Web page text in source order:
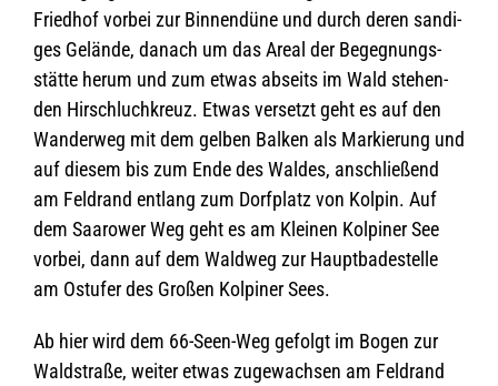
Fried­hof vor­bei zur Bin­nen­düne und durch deren san­di­
ges Gelände, danach um das Areal der Begeg­nungs­
stätte herum und zum etwas abseits im Wald ste­hen­
den Hirschluch­kreuz. Etwas ver­setzt geht es auf den
Wan­der­weg mit dem gel­ben Bal­ken als Mar­kie­rung und
auf die­sem bis zum Ende des Wal­des, anschlie­ßend
am Feld­rand ent­lang zum Dorf­platz von Kol­pin. Auf
dem Saa­rower Weg geht es am Klei­nen Kol­pi­ner See
vor­bei, dann auf dem Wald­weg zur Haupt­ba­de­stelle
am Ost­ufer des Gro­ßen Kol­pi­ner Sees.
Ab hier wird dem 66-Seen-Weg gefolgt im Bogen zur
Wald­straße, wei­ter etwas zuge­wach­sen am Feld­rand